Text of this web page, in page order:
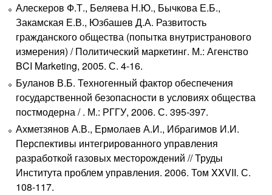
Алескеров Ф.Т., Беляева Н.Ю., Бычкова Е.Б.,
Закамская Е.В., Юзбашев Д.А. Развитость
гражданского общества (попытка внутристранового
измерения) / Политический маркетинг. М.: Агенство
BCI Marketing, 2005. С. 4-16.
Буланов В.Б. Техногенный фактор обеспечения
государственной безопасности в условиях общества
постмодерна / . М.: РГГУ, 2006. С. 395-397.
Ахметзянов А.В., Ермолаев А.И., Ибрагимов И.И.
Перспективы интегрированного управления
разработкой газовых месторождений // Труды
Института проблем управления. 2006. Том XXVII. С.
108-117.